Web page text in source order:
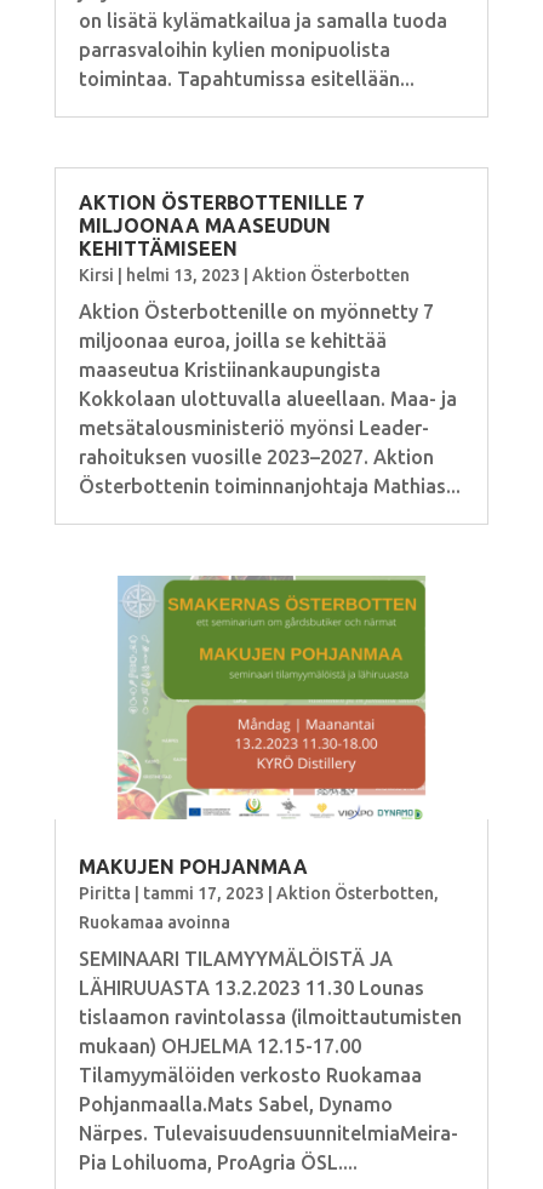
on lisätä kylämatkailua ja samalla tuoda
parrasvaloihin kylien monipuolista
toimintaa. Tapahtumissa esitellään...
AKTION ÖSTERBOTTENILLE 7
MILJOONAA MAASEUDUN
KEHITTÄMISEEN
Kirsi helmi 13, 2023 Aktion Österbotten
Aktion Österbottenille on myönnetty 7
miljoonaa euroa, joilla se kehittää
maaseutua Kristiinankaupungista
Kokkolaan ulottuvalla alueellaan. Maa- ja
metsätalousministeriö myönsi Leader-
rahoituksen vuosille 2023–2027. Aktion
Österbottenin toiminnanjohtaja Mathias...
MAKUJEN POHJANMAA
Piritta tammi 17, 2023 Aktion Österbotten,
Ruokamaa avoinna
SEMINAARI TILAMYYMÄLÖISTÄ JA
LÄHIRUUASTA 13.2.2023 11.30 Lounas
tislaamon ravintolassa (ilmoittautumisten
mukaan) OHJELMA 12.15-17.00
Tilamyymälöiden verkosto Ruokamaa
Pohjanmaalla.Mats Sabel, Dynamo
Närpes. TulevaisuudensuunnitelmiaMeira-
Pia Lohiluoma, ProAgria ÖSL....